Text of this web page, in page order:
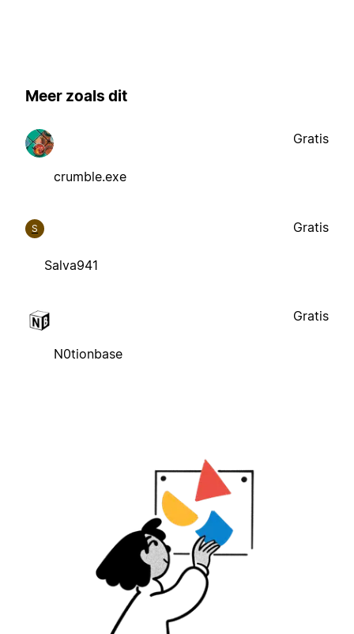
Meer zoals dit
crumble.exe
Gratis
S
Salva941
Gratis
N0tionbase
Gratis